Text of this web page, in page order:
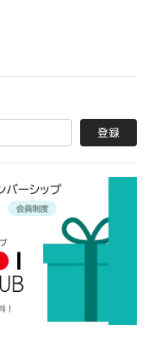
登録